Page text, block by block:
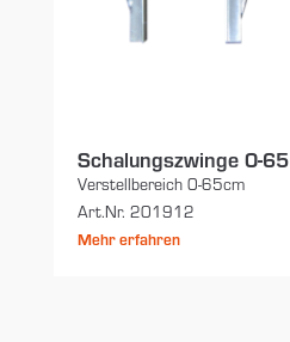
Schalungszwinge 0-65
Verstellbereich 0-65cm
Art.Nr. 201912
Mehr erfahren